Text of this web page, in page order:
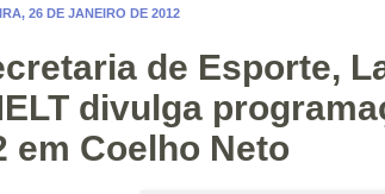
26 DE JANEIRO DE 2012
de Esporte,
divulga
em Coelho Neto